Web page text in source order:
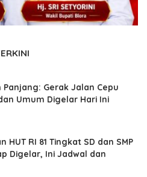
Panjang: Gerak Jalan Cepu
Umum Digelar Hari Ini
HUT RI 81 Tingkat SD dan SMP
Digelar, Ini Jadwal dan